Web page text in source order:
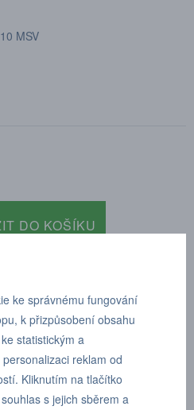
MSV
DO KOŠÍKU
POPTÁVKA
na válce, válcový závit s o-
oko.
ke správnému fungování
k přizpůsobení obsahu
statistickým a
reklam od
Kliknutím na tlačítko
s jejich sběrem a